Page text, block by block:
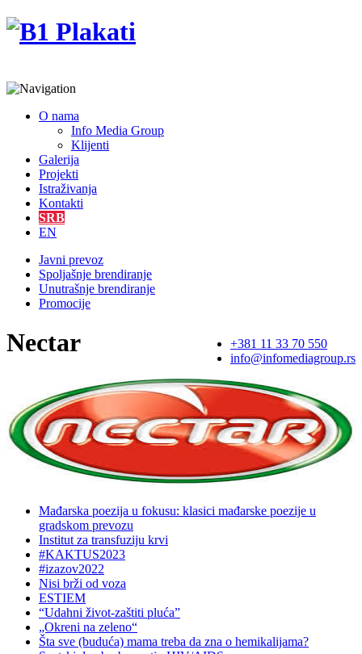
O nama
Info Media Group
Klijenti
Galerija
Projekti
Istraživanja
Kontakti
SRB
EN
Javni prevoz
Spoljašnje brendiranje
Unutrašnje brendiranje
Promocije
+381 11 33 70 550
info@infomediagroup.rs
Nectar
Mađarska poezija u fokusu: klasici mađarske poezije u
gradskom prevozu
Institut za transfuziju krvi
#KAKTUS2023
#izazov2022
Nisi brži od voza
ESTIEM
“Udahni život-zaštiti pluća”
„Okreni na zeleno“
Šta sve (buduća) mama treba da zna o hemikalijama?